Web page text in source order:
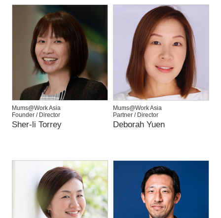
Mums@Work Asia
Founder / Director
Sher-li Torrey
Mums@Work Asia
Partner / Director
Deborah Yuen